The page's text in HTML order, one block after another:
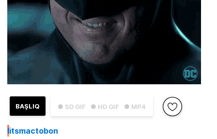
● SD GIF ● HD GIF ● MP4
BAŞLIQ
Iitsmactobon